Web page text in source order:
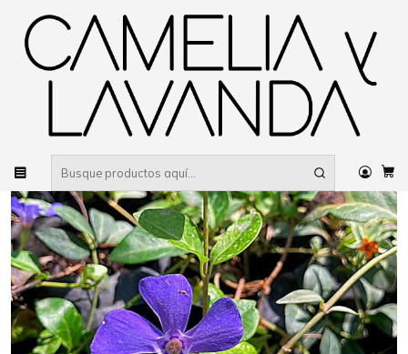
Inicio Planta Plantas Cubresuelos Vinca Minor (5 unidades)